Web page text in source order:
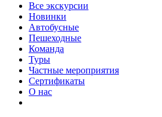
Все экскурсии
Новинки
Автобусные
Пешеходные
Команда
Туры
Частные мероприятия
Сертификаты
О нас